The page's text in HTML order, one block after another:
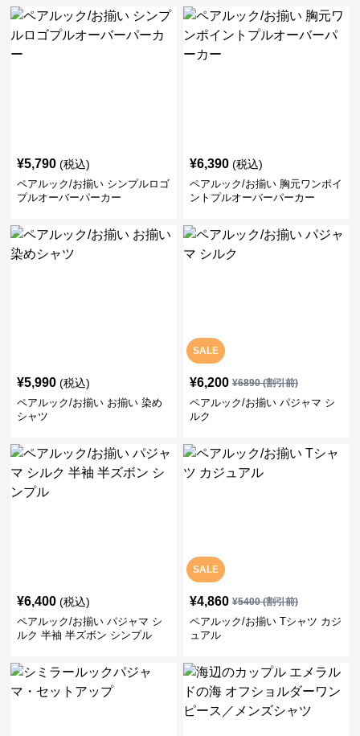
¥5,790 (税込)
ペアルック/お揃い シンプルロゴ
プルオーバーパーカー
¥6,390 (税込)
ペアルック/お揃い 胸元ワンポイ
ントプルオーバーパーカー
¥5,990 (税込)
ペアルック/お揃い お揃い 染め
シャツ
SALE
¥6,200 ¥6890(割引前)
ペアルック/お揃い パジャマ シ
ルク
¥6,400 (税込)
ペアルック/お揃い パジャマ シ
ルク 半袖 半ズボン シンプル
SALE
¥4,860 ¥5400(割引前)
ペアルック/お揃い Tシャツ カジ
ュアル